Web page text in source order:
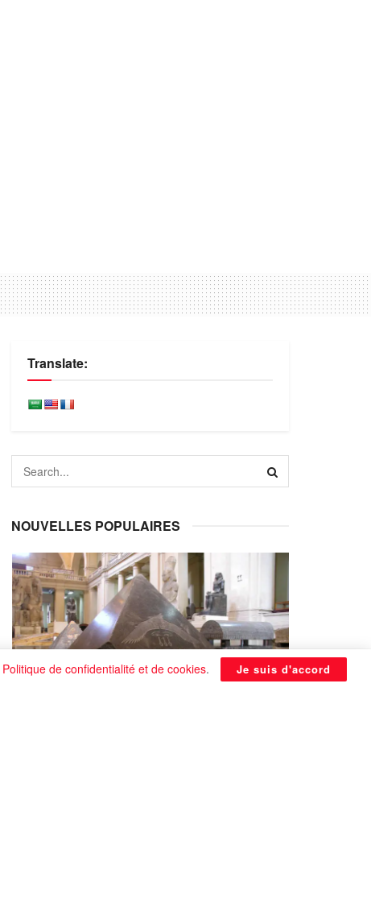
Translate:
NOUVELLES POPULAIRES
Politique de confidentialité et de cookies. Je suis d'accord